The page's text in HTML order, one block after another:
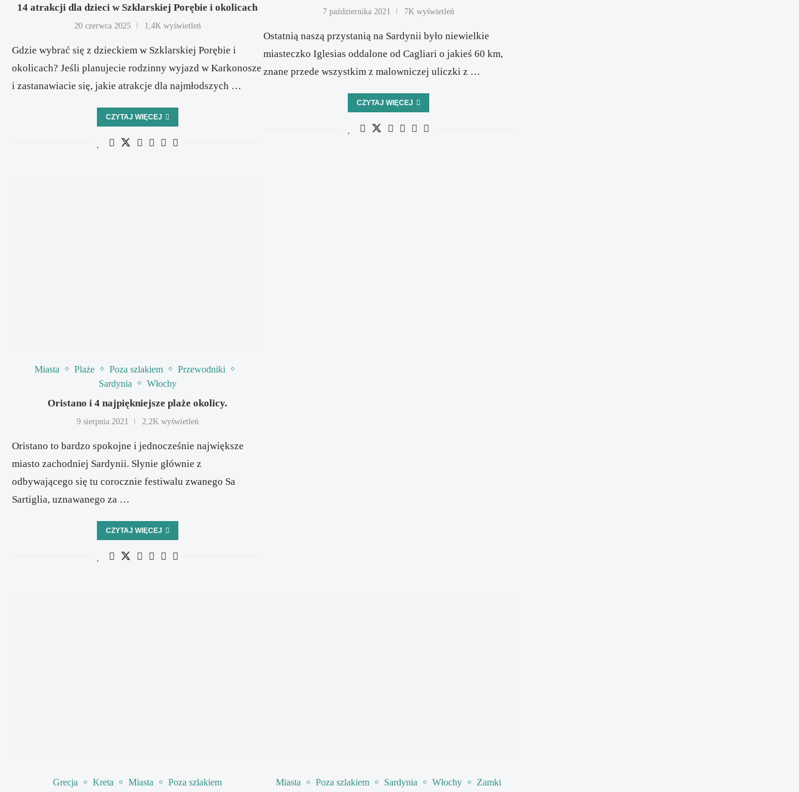
14 atrakcji dla dzieci w Szklarskiej Porębie i okolicach
20 czerwca 2025 1,4K wyświetleń
Gdzie wybrać się z dzieckiem w Szklarskiej Porębie i
okolicach? Jeśli planujecie rodzinny wyjazd w Karkonosze
i zastanawiacie się, jakie atrakcje dla najmłodszych …
CZYTAJ WIĘCEJ
7 października 2021 7K wyświetleń
Ostatnią naszą przystanią na Sardynii było niewielkie
miasteczko Iglesias oddalone od Cagliari o jakieś 60 km,
znane przede wszystkim z malowniczej uliczki z …
CZYTAJ WIĘCEJ
Miasta Plaże Poza szlakiem
Przewodniki
Sardynia
Włochy
Oristano i 4 najpiękniejsze plaże okolicy.
9 sierpnia 2021 2,2K wyświetleń
Oristano to bardzo spokojne i jednocześnie największe
miasto zachodniej Sardynii. Słynie głównie z
odbywającego się tu corocznie festiwalu zwanego Sa
Sartiglia, uznawanego za …
CZYTAJ WIĘCEJ
Grecja Kreta Miasta Poza szlakiem Miasta Poza szlakiem Sardynia Włochy Zamki